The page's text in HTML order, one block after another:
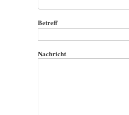
Betreff
Nachricht